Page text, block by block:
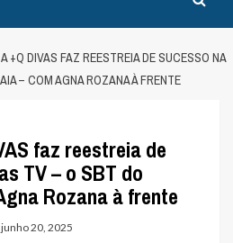
+Q DIVAS FAZ REESTREIA DE SUCESSO NA
– COM AGNA ROZANA À FRENTE
faz reestreia de
TV – o SBT do
Rozana à frente
junho 20, 2025